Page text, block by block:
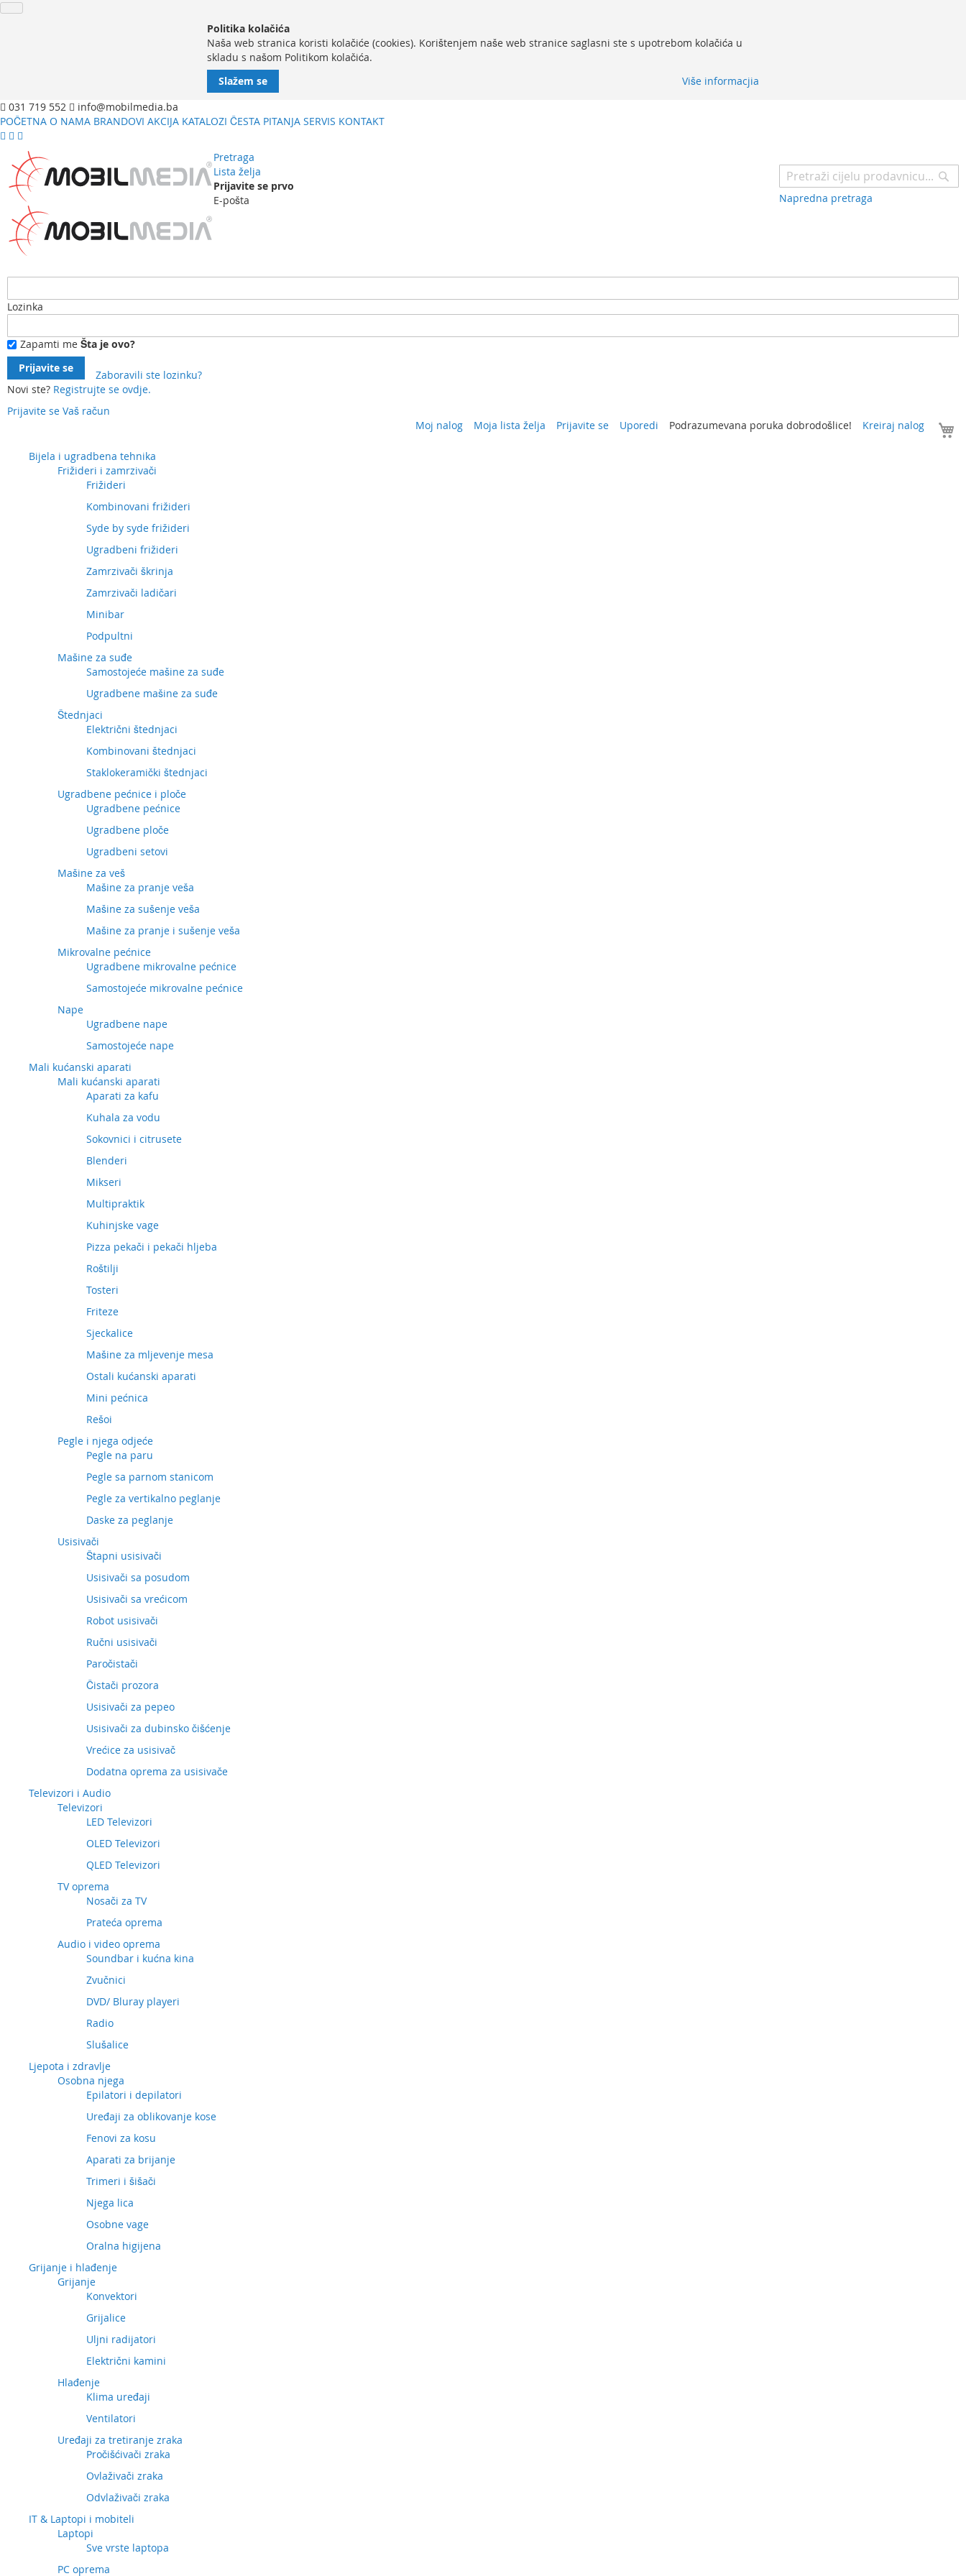
Politika kolačića
Naša web stranica koristi kolačiće (cookies). Korištenjem naše web stranice saglasni ste s upotrebom kolačića u
skladu s našom Politikom kolačića.
Više informacjia
Slažem se
031 719 552
info@mobilmedia.ba
POČETNA O NAMA BRANDOVI AKCIJA KATALOZI ČESTA PITANJA SERVIS KONTAKT
Pretraga
Napredna pretraga
Lista želja
Prijavite se prvo
E-pošta
Lozinka
Zapamti me Šta je ovo?
Prijavite se
Zaboravili ste lozinku?
Novi ste? Registrujte se ovdje.
Prijavite se Vaš račun
Moj nalog Moja lista želja Prijavite se Uporedi Podrazumevana poruka dobrodošlice! Kreiraj nalog
sadržajBijela i ugradbena tehnika
Frižideri i zamrzivači
Frižideri
Kombinovani frižideri
Syde by syde frižideri
Ugradbeni frižideri
Zamrzivači škrinja
Zamrzivači ladičari
Minibar
Podpultni
Mašine za suđe
Samostojeće mašine za suđe
Ugradbene mašine za suđe
Štednjaci
Električni štednjaci
Kombinovani štednjaci
Staklokeramički štednjaci
Ugradbene pećnice i ploče
Ugradbene pećnice
Ugradbene ploče
Ugradbeni setovi
Mašine za veš
Mašine za pranje veša
Mašine za sušenje veša
Mašine za pranje i sušenje veša
Mikrovalne pećnice
Ugradbene mikrovalne pećnice
Samostojeće mikrovalne pećnice
Nape
Ugradbene nape
Samostojeće nape
Mali kućanski aparati
Mali kućanski aparati
Aparati za kafu
Kuhala za vodu
Sokovnici i citrusete
Blenderi
Mikseri
Multipraktik
Kuhinjske vage
Pizza pekači i pekači hljeba
Roštilji
Tosteri
Friteze
Sjeckalice
Mašine za mljevenje mesa
Ostali kućanski aparati
Mini pećnica
Rešoi
Pegle i njega odjeće
Pegle na paru
Pegle sa parnom stanicom
Pegle za vertikalno peglanje
Daske za peglanje
Usisivači
Štapni usisivači
Usisivači sa posudom
Usisivači sa vrećicom
Robot usisivači
Ručni usisivači
Paročistači
Čistači prozora
Usisivači za pepeo
Usisivači za dubinsko čišćenje
Vrećice za usisivač
Dodatna oprema za usisivače
Televizori i Audio
Televizori
LED Televizori
OLED Televizori
QLED Televizori
TV oprema
Nosači za TV
Prateća oprema
Audio i video oprema
Soundbar i kućna kina
Zvučnici
DVD/ Bluray playeri
Radio
Slušalice
Ljepota i zdravlje
Osobna njega
Epilatori i depilatori
Uređaji za oblikovanje kose
Fenovi za kosu
Aparati za brijanje
Trimeri i šišači
Njega lica
Osobne vage
Oralna higijena
Grijanje i hlađenje
Grijanje
Konvektori
Grijalice
Uljni radijatori
Električni kamini
Hlađenje
Klima uređaji
Ventilatori
Uređaji za tretiranje zraka
Pročišćivači zraka
Ovlaživači zraka
Odvlaživači zraka
IT & Laptopi i mobiteli
Laptopi
Sve vrste laptopa
PC oprema